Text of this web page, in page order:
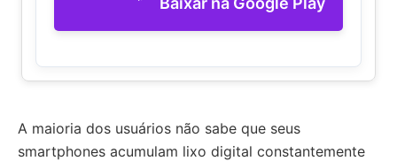
A maioria dos usuários não sabe que seus
smartphones acumulam lixo digital constantemente